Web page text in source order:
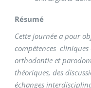
Résumé
Cette journée a pour
compétences cliniques
orthodontie et
théoriques, des
échanges